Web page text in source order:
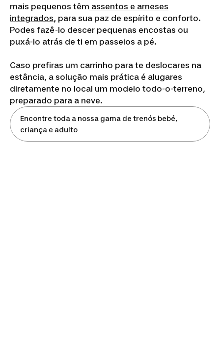
mais pequenos têm assentos e arneses
integrados, para sua paz de espírito e conforto.
Podes fazê-lo descer pequenas encostas ou
puxá-lo atrás de ti em passeios a pé.
Caso prefiras um carrinho para te deslocares na
estância, a solução mais prática é alugares
diretamente no local um modelo todo-o-terreno,
preparado para a neve.
Encontre toda a nossa gama de trenós bebé,
criança e adulto